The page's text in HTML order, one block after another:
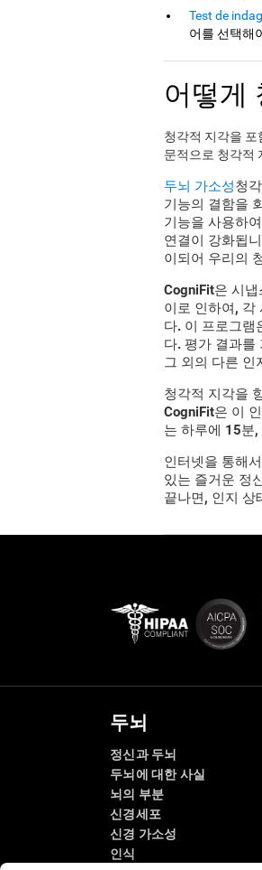
Test de
어를 선택해
어떻게
청각적 지각을
문적으로 청각적
두뇌 가소성청
기능의 결함을
기능을 사용하
연결이 강화됩
이되어 우리의
CogniFit은 시
이로 인하여, 각
다. 이 프로그램
다. 평가 결과를
그 외의 다른 인
청각적 지각을
CogniFit은 이
는 하루에 15분
인터넷을 통해
있는 즐거운 정
끝나면, 인지 상
두뇌
정신과 두뇌
두뇌에 대한 사실
뇌의 부분
신경세포
신경 가소성
인식